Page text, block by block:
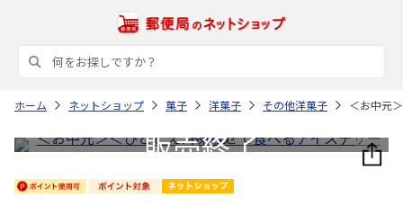
ホーム ネットショップ 菓子 洋菓子 その他洋菓子 ＜お中元